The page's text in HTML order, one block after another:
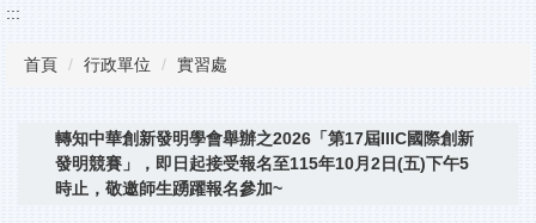
教學資源
新北115特色招生
:::
首頁 行政單位 實習處
轉知中華創新發明學會舉辦之2026「第17屆IIIC國際創新
發明競賽」，即日起接受報名至115年10月2日(五)下午5
時止，敬邀師生踴躍報名參加~